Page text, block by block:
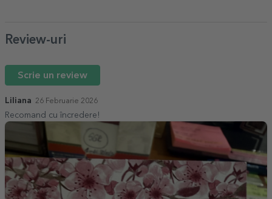
Review-uri
Scrie un review
Liliana 26 Februarie 2026
Recomand cu încredere!